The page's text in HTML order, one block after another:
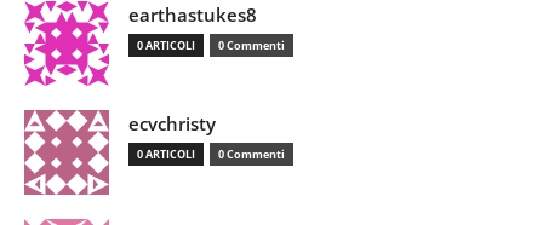
earthastukes8
0 ARTICOLI 0 Commenti
ecvchristy
0 ARTICOLI 0 Commenti